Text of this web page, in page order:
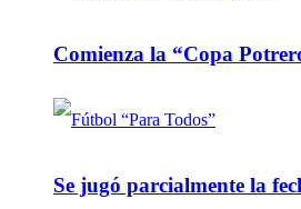
Comienza la “Copa
Se jugó parcialmente la